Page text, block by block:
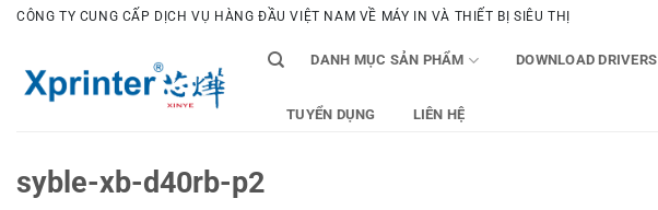
Bỏ
dung
CÔNG TY CUNG CẤP DỊCH VỤ HÀNG ĐẦU VIỆT NAM VỀ MÁY IN VÀ THIẾT BỊ SIÊU THỊ
DANH MỤC SẢN PHẨM DOWNLOAD DRIVERS
TUYỂN DỤNG LIÊN HỆ
syble-xb-d40rb-p2